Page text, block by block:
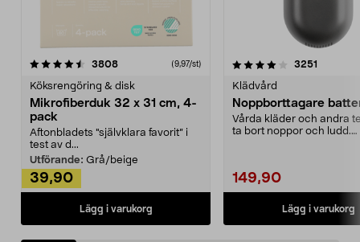
3808recensioner (9,97/st)
Köksrengöring & disk
Mikrofiberduk 32 x 31 cm, 4-
pack
Aftonbladets "självklara favorit” i
test av d...
Utförande: Grå/beige
39,90
Lägg i varukorg
4.0av 5 stjärnor 3251
Klädvård
Noppborttagare
Vårda kläder och andra
ta bort noppor och ludd.
149,90
Lägg i varukorg
4.5av 5 stjärnor